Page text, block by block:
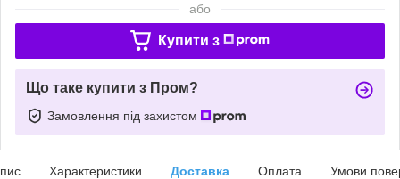
або
Купити з
Що таке купити з Пром?
Замовлення під захистом
Характеристики Доставка Оплата Умови